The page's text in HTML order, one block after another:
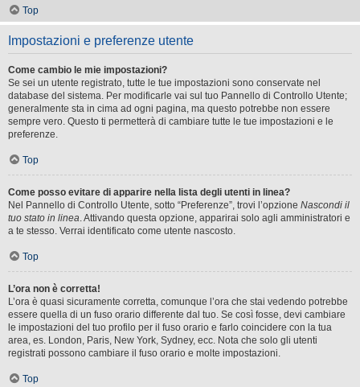
Top
Impostazioni e preferenze utente
Come cambio le mie impostazioni?
Se sei un utente registrato, tutte le tue impostazioni sono conservate nel
database del sistema. Per modificarle vai sul tuo Pannello di Controllo Utente;
generalmente sta in cima ad ogni pagina, ma questo potrebbe non essere
sempre vero. Questo ti permetterà di cambiare tutte le tue impostazioni e le
preferenze.
Top
Come posso evitare di apparire nella lista degli utenti in linea?
Nel Pannello di Controllo Utente, sotto “Preferenze”, trovi l’opzione Nascondi il
tuo stato in linea. Attivando questa opzione, apparirai solo agli amministratori e
a te stesso. Verrai identificato come utente nascosto.
Top
L’ora non è corretta!
L’ora è quasi sicuramente corretta, comunque l’ora che stai vedendo potrebbe
essere quella di un fuso orario differente dal tuo. Se così fosse, devi cambiare
le impostazioni del tuo profilo per il fuso orario e farlo coincidere con la tua
area, es. London, Paris, New York, Sydney, ecc. Nota che solo gli utenti
registrati possono cambiare il fuso orario e molte impostazioni.
Top